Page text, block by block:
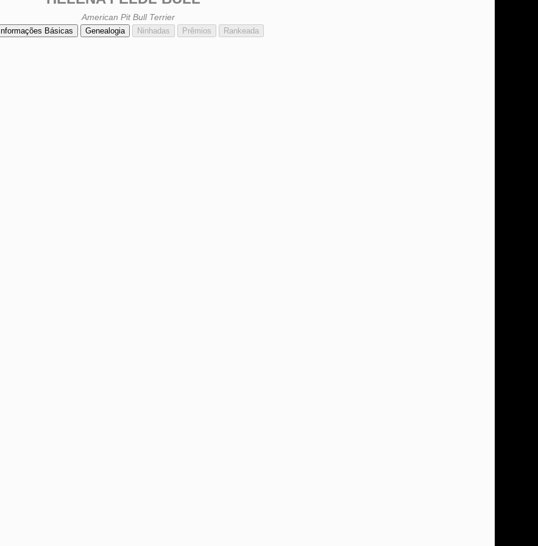
American Pit Bull Terrier
Informações Básicas Genealogia Ninhadas Prêmios Rankeada